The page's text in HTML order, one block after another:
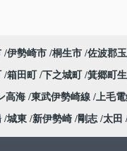
伊勢崎市 桐生市 佐波郡玉
箱田町 下之城町 箕郷町
高海 東武伊勢崎線 上毛
城東 新伊勢崎 剛志 太田